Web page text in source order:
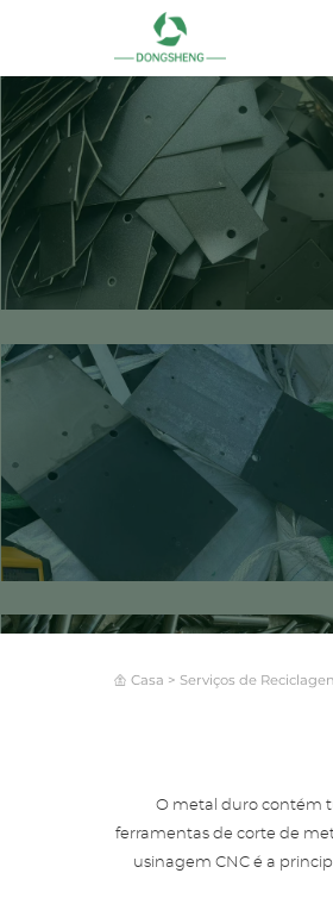
Casa > Serviços de
O metal duro contém
ferramentas de corte de
usinagem CNC é a